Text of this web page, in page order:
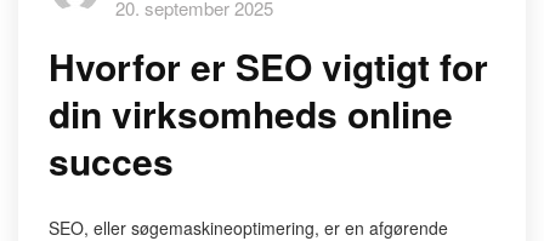
20. september 2025
Hvorfor er SEO vigtigt for
din virksomheds online
succes
SEO, eller søgemaskineoptimering, er en afgørende